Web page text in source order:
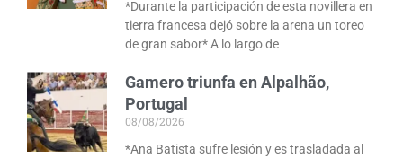
*Durante la participación de esta novillera en
tierra francesa dejó sobre la arena un toreo
de gran sabor* A lo largo de
Gamero triunfa en Alpalhão,
Portugal
08/08/2026
*Ana Batista sufre lesión y es trasladada al